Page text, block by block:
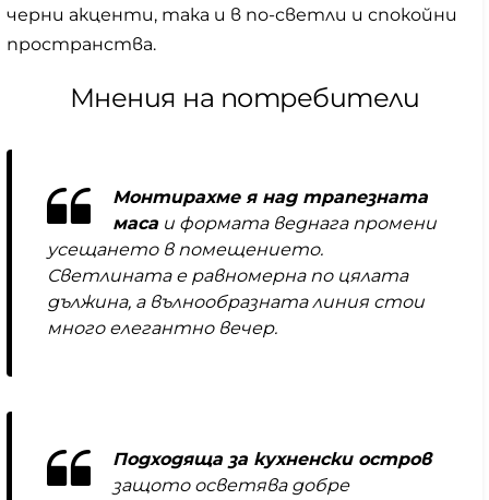
черни акценти, така и в по-светли и спокойни
пространства.
Мнения на потребители
Монтирахме я над трапезната
маса и формата веднага промени
усещането в помещението.
Светлината е равномерна по цялата
дължина, а вълнообразната линия стои
много елегантно вечер.
Подходяща за кухненски остров
защото осветява добре